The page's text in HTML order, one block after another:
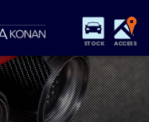
STOCK ACCESS
パーツリスト
アクセスマップ